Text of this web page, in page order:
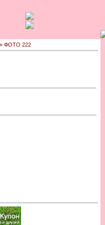
» ФОТО 222